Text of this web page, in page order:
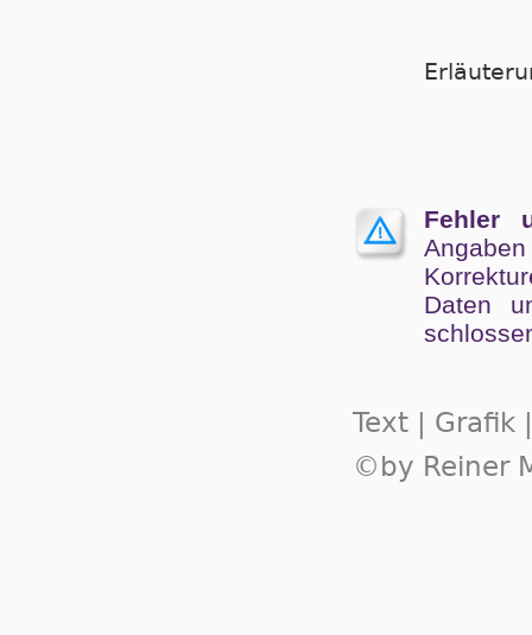
Fehler
Angaben
Da­ten
Text | Grafik
©by Reiner